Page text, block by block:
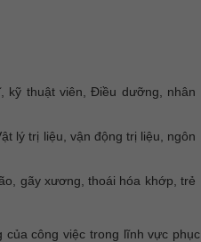
kỹ thuật viên, Điều dưỡng, nhân
lý trị liệu, vận động trị liệu, ngôn
gãy xương, thoái hóa khớp, trẻ
công việc trong lĩnh vực phục